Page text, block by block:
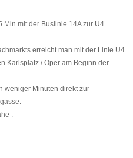
Min mit der Buslinie 14A zur U4
erreicht man mit der Linie U4
Karlsplatz / Oper am Beginn der
weniger Minuten direkt zur
: